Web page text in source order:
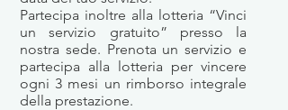
Partecipa inoltre alla lotteria “Vinci
un servizio gratuito” presso la
nostra sede. Prenota un servizio e
partecipa alla lotteria per vincere
ogni 3 mesi un rimborso integrale
della prestazione.